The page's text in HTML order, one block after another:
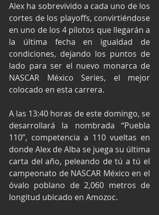
Alex ha sobrevivido a cada uno de los
cortes de los playoffs, convirtiéndose
en uno de los 4 pilotos que llegarán a
la última fecha en igualdad de
condiciones, dejando los puntos de
lado para ser el nuevo monarca de
NASCAR México Series, el mejor
colocado en esta carrera.
A las 13:40 horas de este domingo, se
desarrollará la nombrada “Puebla
110”, competencia a 110 vueltas en
donde Alex de Alba se juega su última
carta del año, peleando de tú a tú el
campeonato de NASCAR México en el
óvalo poblano de 2,060 metros de
longitud ubicado en Amozoc.